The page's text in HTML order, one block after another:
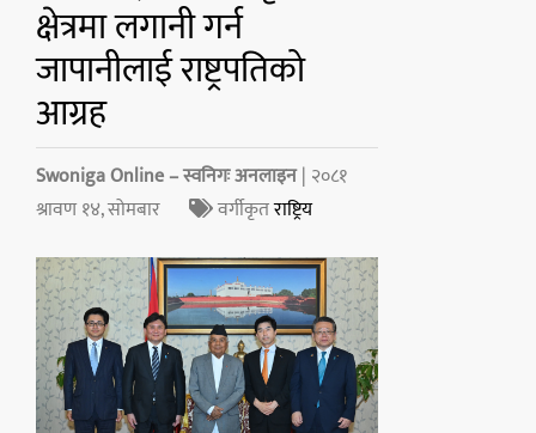
क्षेत्रमा लगानी गर्न
जापानीलाई राष्ट्रपतिको
आग्रह
Swoniga Online – स्वनिगः अनलाइन| २०८१
श्रावण १४, सोमबार
वर्गीकृतराष्ट्रिय